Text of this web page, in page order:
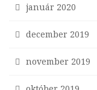
január 2020
december 2019
november 2019